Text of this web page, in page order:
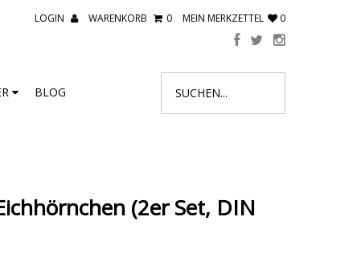
LOGIN WARENKORB 0 MEIN MERKZETTEL 0
BLOG
(2er Set, DIN